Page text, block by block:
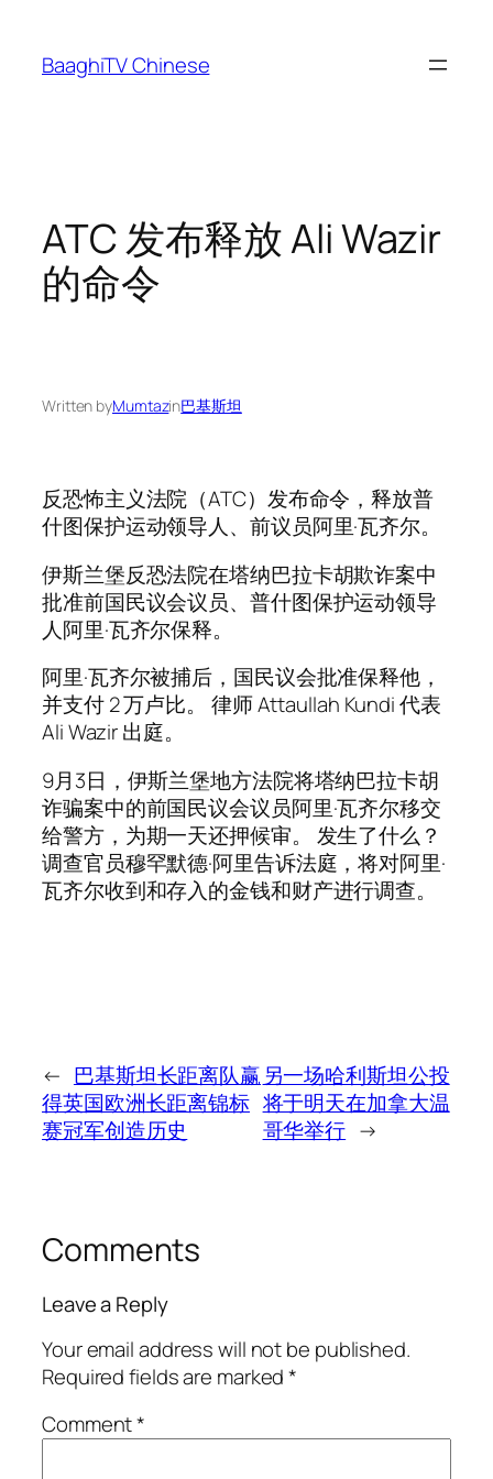
content
BaaghiTV Chinese
ATC 发布释放 Ali Wazir
的命令
Written byMumtazin巴基斯坦
反恐怖主义法院（ATC）发布命令，释放普
什图保护运动领导人、前议员阿里·瓦齐尔。
伊斯兰堡反恐法院在塔纳巴拉卡胡欺诈案中
批准前国民议会议员、普什图保护运动领导
人阿里·瓦齐尔保释。
阿里·瓦齐尔被捕后，国民议会批准保释他，
并支付 2 万卢比。 律师 Attaullah Kundi 代表
Ali Wazir 出庭。
9月3日，伊斯兰堡地方法院将塔纳巴拉卡胡
诈骗案中的前国民议会议员阿里·瓦齐尔移交
给警方，为期一天还押候审。 发生了什么？
调查官员穆罕默德·阿里告诉法庭，将对阿里·
瓦齐尔收到和存入的金钱和财产进行调查。
← 巴基斯坦长距离队赢
得英国欧洲长距离锦标
赛冠军创造历史
另一场哈利斯坦公投
将于明天在加拿大温
哥华举行 →
Comments
Leave a Reply
Your email address will not be published.
Required fields are marked*
Comment*